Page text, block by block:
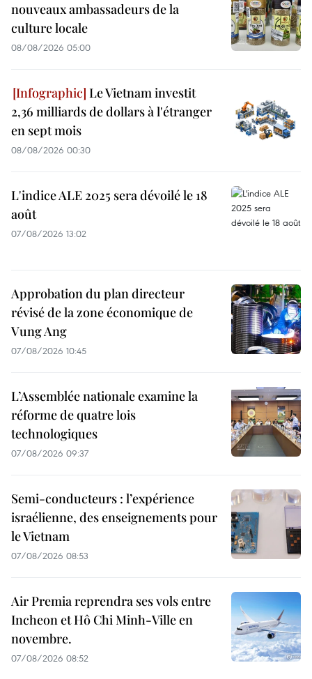
nouveaux ambassadeurs de la
culture locale
08/08/2026 05:00
Le Vietnam investit
2,36 milliards de dollars à l'étranger
en sept mois
08/08/2026 00:30
L'indice ALE 2025 sera dévoilé le 18
août
07/08/2026 13:02
Approbation du plan directeur
révisé de la zone économique de
Vung Ang
07/08/2026 10:45
L’Assemblée nationale examine la
réforme de quatre lois
technologiques
07/08/2026 09:37
Semi-conducteurs : l’expérience
israélienne, des enseignements pour
le Vietnam
07/08/2026 08:53
Air Premia reprendra ses vols entre
Incheon et Hô Chi Minh-Ville en
novembre.
07/08/2026 08:52